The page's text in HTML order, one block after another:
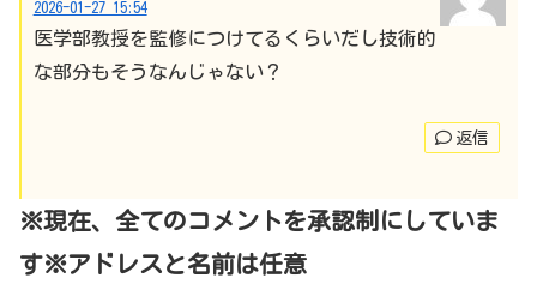
2026-01-27 15:54
医学部教授を監修につけてるくらいだし技術的
な部分もそうなんじゃない？
返信
※現在、全てのコメントを承認制にしていま
す※アドレスと名前は任意